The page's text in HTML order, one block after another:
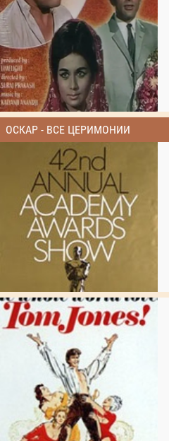
ОСКАР - ВСЕ ЦЕРИМОНИИ